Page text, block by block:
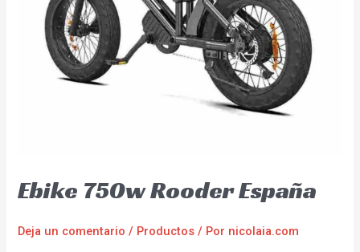
Ebike 750w Rooder España
Deja un comentario / Productos / Por nicolaia.com